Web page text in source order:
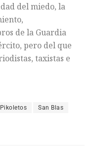
del miedo, la
de la Guardia
pero del que
taxistas e
Pikoletos San Blas